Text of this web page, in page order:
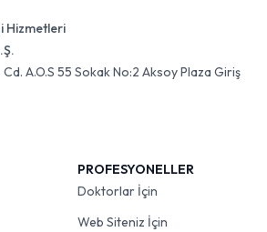
Hizmetleri
A.O.S 55 Sokak No:2 Aksoy Plaza Giriş
PROFESYONELLER
Doktorlar İçin
Web Siteniz İçin